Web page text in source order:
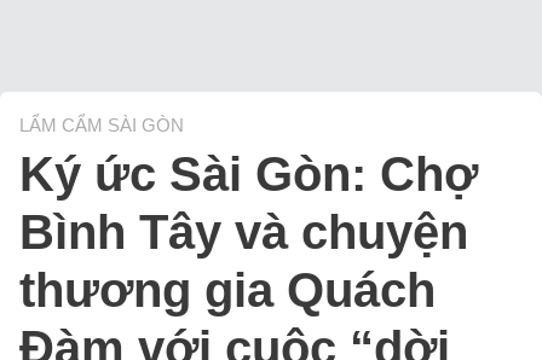
LẨM CẨM SÀI GÒN
Ký ức Sài Gòn: Chợ
Bình Tây và chuyện
thương gia Quách
Đàm với cuộc “dời